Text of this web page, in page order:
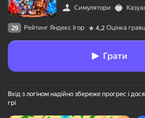
Симулятори
29 Рейтинг Яндекс Ігор 4,2 Оцінка
Грати
Вхід з логіном надійно збереже прогрес і
грі